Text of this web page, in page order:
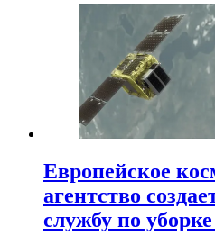
Европейское
агентство
службу по